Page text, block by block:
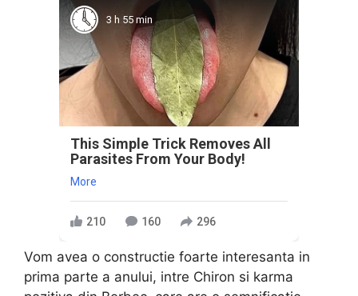
3 h 55 min
This Simple Trick Removes All
Parasites From Your Body!
More
210 160 296
Vom avea o constructie foarte interesanta in
prima parte a anului, intre Chiron si karma